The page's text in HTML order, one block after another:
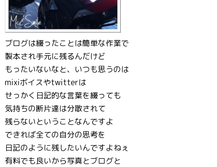
ブログは綴ったことは簡単な作業で
製本され手元に残るんだけど
もったいないなと、いつも思うのは
mixiボイスやtwitterは
せっかく日記的な言葉を綴っても
気持ちの断片達は分散されて
残らないということなんですよ
できれば全ての自分の思考を
日記のように残したいんですよねぇ
有料でも良いから写真とブログと